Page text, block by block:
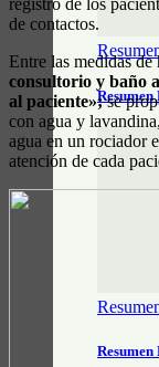
de contactos.
Entre las medidas
consultorio y baño
al paciente»;se
con agua y
agua en un rociador
atención de cada